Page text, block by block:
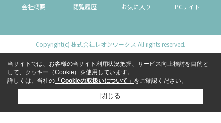
会社概要 閲覧履歴 お気に入り PCサイト
Copyright(c) 株式会社レオンワークス All rights reserved.
当サイトでは、お客様の当サイト利用状況把握、サービス向上検討を目的と
して、クッキー（Cookie）を使用しています。
詳しくは、当社の 「Cookieの取扱いについて」 をご確認ください。
閉じる